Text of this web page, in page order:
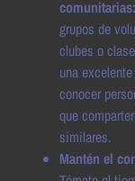
comunitarias:
grupos de
clubes o
una
conocer
que
similares.
Mantén el